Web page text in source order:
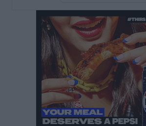
εφησυχασμού» – Σε πλήρη
• πριν 6 ώρες
Καιρός: Επιμένουν οι υψηλές
μελτέμια έως 9 μποφόρ, σε «Red
Τοπικές Ειδήσεις• πριν 6 ώρες
Τα φοιτητικά ενοίκια «τινάζουν στον
οικογενειακούς προϋπολογισμούς